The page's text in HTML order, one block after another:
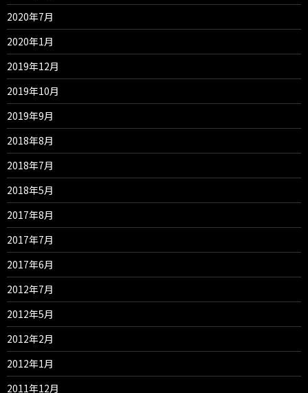
2020年7月
2020年1月
2019年12月
2019年10月
2019年9月
2018年8月
2018年7月
2018年5月
2017年8月
2017年7月
2017年6月
2012年7月
2012年5月
2012年2月
2012年1月
2011年12月